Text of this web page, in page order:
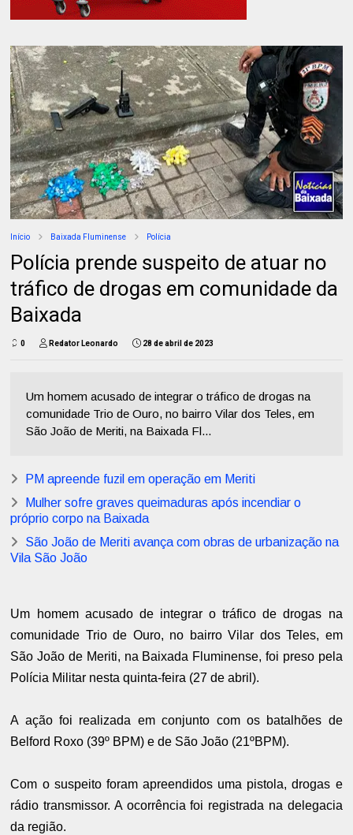
Início Baixada Fluminense Polícia
Polícia prende suspeito de atuar no
tráfico de drogas em comunidade da
Baixada
0 Redator Leonardo 28 de abril de 2023
Um homem acusado de integrar o tráfico de drogas na
comunidade Trio de Ouro, no bairro Vilar dos Teles, em
São João de Meriti, na Baixada Fl...
PM apreende fuzil em operação em Meriti
Mulher sofre graves queimaduras após incendiar o
próprio corpo na Baixada
São João de Meriti avança com obras de urbanização na
Vila São João
Um homem acusado de integrar o tráfico de drogas na
comunidade Trio de Ouro, no bairro Vilar dos Teles, em
São João de Meriti, na Baixada Fluminense, foi preso pela
Polícia Militar nesta quinta-feira (27 de abril).
A ação foi realizada em conjunto com os batalhões de
Belford Roxo (39º BPM) e de São João (21ºBPM).
Com o suspeito foram apreendidos uma pistola, drogas e
rádio transmissor. A ocorrência foi registrada na delegacia
da região.